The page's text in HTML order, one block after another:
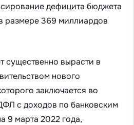
дефицита бюджета
размере 369 миллиардов
существенно вырасти в
нового
заключается во
с доходов по банковским
9 марта 2022 года,